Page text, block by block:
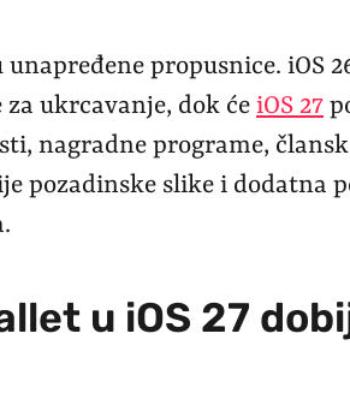
unapređene propusnice. iOS
ukrcavanje, dok će iOS 27
nagradne programe,
pozadinske slike i dodatna
u iOS 27